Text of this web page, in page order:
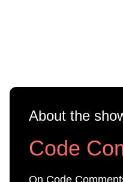
About the
Code
On Code